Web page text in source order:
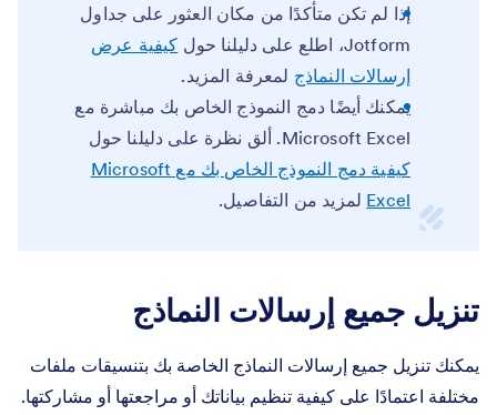
إذا لم تكن متأكدًا من مكان العثور على جداول
Jotform، اطلع على دليلنا حول
كيفية عرض
إرسالات النماذج لمعرفة المزيد.
يمكنك أيضًا دمج النموذج الخاص بك مباشرة مع
Microsoft Excel. ألق نظرة على دليلنا حول
كيفية دمج النموذج الخاص بك مع Microsoft
Excel لمزيد من التفاصيل.
تنزيل جميع إرسالات النماذج
يمكنك تنزيل جميع إرسالات النماذج الخاصة بك بتنسيقات ملفات
مختلفة اعتمادًا على كيفية تنظيم بياناتك أو مراجعتها أو مشاركتها.